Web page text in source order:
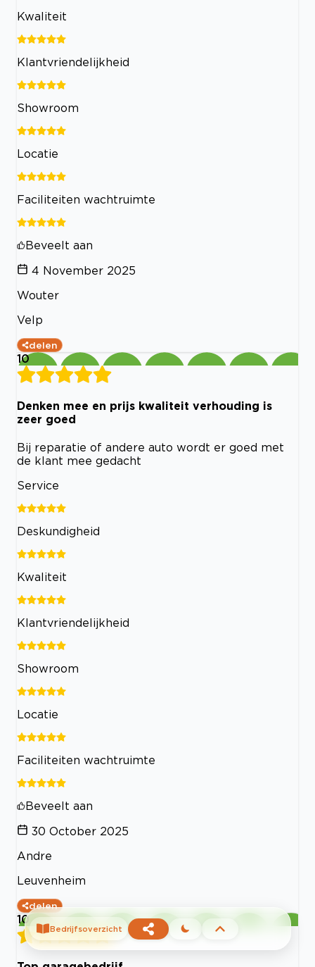
Kwaliteit
Klantvriendelijkheid
Showroom
Locatie
Faciliteiten wachtruimte
Beveelt aan
4 November 2025
Wouter
Velp
delen
10
Denken mee en prijs kwaliteit verhouding is
zeer goed
Bij reparatie of andere auto wordt er goed met
de klant mee gedacht
Service
Deskundigheid
Kwaliteit
Klantvriendelijkheid
Showroom
Locatie
Faciliteiten wachtruimte
Beveelt aan
30 October 2025
Andre
Leuvenheim
delen
10
Bedrijfsoverzicht